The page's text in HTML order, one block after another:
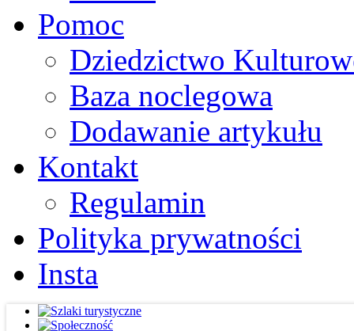
Pomoc
Dziedzictwo
Baza noclegowa
Dodawanie artykułu
Kontakt
Regulamin
Polityka prywatności
Insta